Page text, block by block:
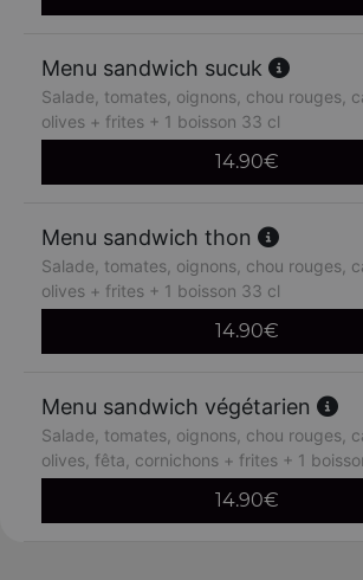
Menu sandwich sucuk
Salade, tomates, oignons, chou rouges,
olives + frites + 1 boisson 33 cl
14.90€
Menu sandwich thon
Salade, tomates, oignons, chou rouges,
olives + frites + 1 boisson 33 cl
14.90€
Menu sandwich végétarien
Salade, tomates, oignons, chou rouges,
olives, fêta, cornichons + frites + 1
14.90€